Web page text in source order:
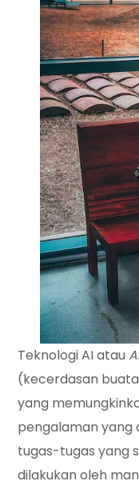
Teknologi AI atau
(kecerdasan
yang
pengalaman yang
tugas-tugas yang
dilakukan oleh